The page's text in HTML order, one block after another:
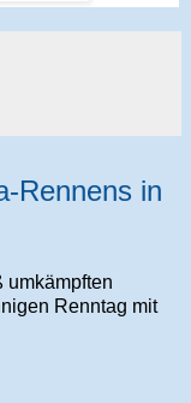
Rennens in
umkämpften
Renntag mit